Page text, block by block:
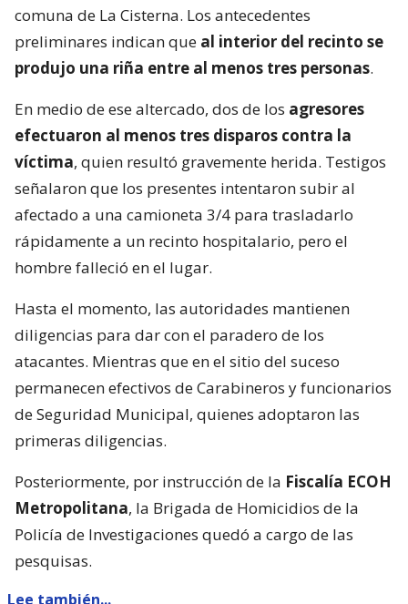
comuna de La Cisterna. Los antecedentes
preliminares indican que al interior del recinto se
produjo una riña entre al menos tres personas.
En medio de ese altercado, dos de los agresores
efectuaron al menos tres disparos contra la
víctima, quien resultó gravemente herida. Testigos
señalaron que los presentes intentaron subir al
afectado a una camioneta 3/4 para trasladarlo
rápidamente a un recinto hospitalario, pero el
hombre falleció en el lugar.
Hasta el momento, las autoridades mantienen
diligencias para dar con el paradero de los
atacantes. Mientras que en el sitio del suceso
permanecen efectivos de Carabineros y funcionarios
de Seguridad Municipal, quienes adoptaron las
primeras diligencias.
Posteriormente, por instrucción de la Fiscalía ECOH
Metropolitana, la Brigada de Homicidios de la
Policía de Investigaciones quedó a cargo de las
pesquisas.
Lee también...